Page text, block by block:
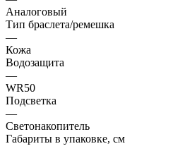
Аналоговый
Тип браслета/ремешка
—
Кожа
Водозащита
—
WR50
Подсветка
—
Светонакопитель
Габариты в упаковке, см